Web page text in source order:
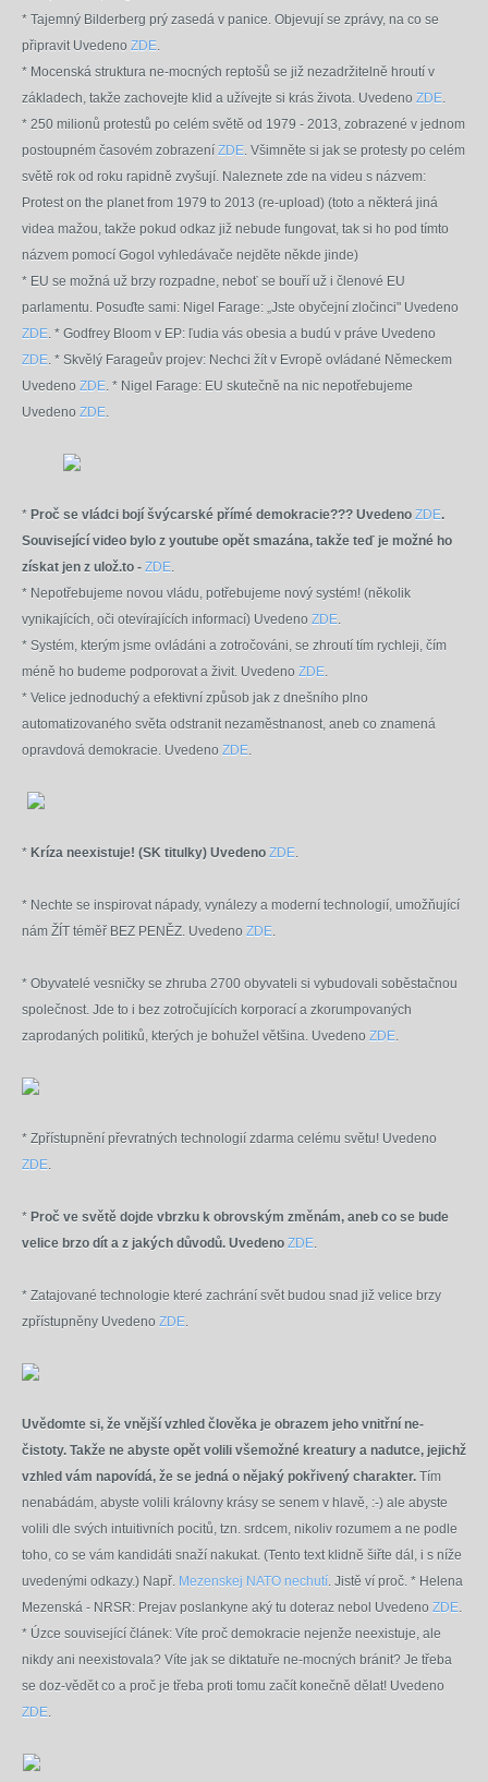
* Tajemný Bilderberg prý zasedá v panice. Objevují se zprávy, na co se
připravit Uvedeno ZDE.
* Mocenská struktura ne-mocných reptošů se již nezadržitelně hroutí v
základech, takže zachovejte klid a užívejte si krás života. Uvedeno ZDE.
* 250 milionů protestů po celém světě od 1979 - 2013, zobrazené v jednom
postoupném časovém zobrazení ZDE. Všimněte si jak se protesty po celém
světě rok od roku rapidně zvyšují. Naleznete zde na videu s názvem:
Protest on the planet from 1979 to 2013 (re-upload) (toto a některá jiná
videa mažou, takže pokud odkaz již nebude fungovat, tak si ho pod tímto
názvem pomocí Gogol vyhledávače nejděte někde jinde)
* EU se možná už brzy rozpadne, neboť se bouří už i členové EU
parlamentu. Posuďte sami: Nigel Farage: „Jste obyčejní zločinci" Uvedeno
ZDE. * Godfrey Bloom v EP: ľudia vás obesia a budú v práve Uvedeno
ZDE. * Skvělý Farageův projev: Nechci žít v Evropě ovládané Německem
Uvedeno ZDE. * Nigel Farage: EU skutečně na nic nepotřebujeme
Uvedeno ZDE.
* Proč se vládci bojí švýcarské přímé demokracie??? Uvedeno ZDE.
Související video bylo z youtube opět smazána, takže teď je možné ho
získat jen z ulož.to - ZDE.
* Nepotřebujeme novou vládu, potřebujeme nový systém! (několik
vynikajících, oči otevírajících informací) Uvedeno ZDE.
* Systém, kterým jsme ovládáni a zotročováni, se zhroutí tím rychleji, čím
méně ho budeme podporovat a živit. Uvedeno ZDE.
* Velice jednoduchý a efektivní způsob jak z dnešního plno
automatizovaného světa odstranit nezaměstnanost, aneb co znamená
opravdová demokracie. Uvedeno ZDE.
* Kríza neexistuje! (SK titulky) Uvedeno ZDE.
* Nechte se inspirovat nápady, vynálezy a moderní technologií, umožňující
nám ŽÍT téměř BEZ PENĚZ. Uvedeno ZDE.
* Obyvatelé vesničky se zhruba 2700 obyvateli si vybudovali soběstačnou
společnost. Jde to i bez zotročujících korporací a zkorumpovaných
zaprodaných politiků, kterých je bohužel většina. Uvedeno ZDE.
* Zpřístupnění převratných technologií zdarma celému světu! Uvedeno
ZDE.
* Proč ve světě dojde vbrzku k obrovským změnám, aneb co se bude
velice brzo dít a z jakých důvodů. Uvedeno ZDE.
* Zatajované technologie které zachrání svět budou snad již velice brzy
zpřístupněny Uvedeno ZDE.
Uvědomte si, že vnější vzhled člověka je obrazem jeho vnitřní ne-
čistoty. Takže ne abyste opět volili všemožné kreatury a nadutce, jejichž
vzhled vám napovídá, že se jedná o nějaký pokřivený charakter. Tím
nenabádám, abyste volili královny krásy se senem v hlavě, :-) ale abyste
volili dle svých intuitivních pocitů, tzn. srdcem, nikoliv rozumem a ne podle
toho, co se vám kandidáti snaží nakukat. (Tento text klidně šiřte dál, i s níže
uvedenými odkazy.) Např. Mezenskej NATO nechutí. Jistě ví proč. * Helena
Mezenská - NRSR: Prejav poslankyne aký tu doteraz nebol Uvedeno ZDE.
* Úzce související článek: Víte proč demokracie nejenže neexistuje, ale
nikdy ani neexistovala? Víte jak se diktatuře ne-mocných bránit? Je třeba
se doz-vědět co a proč je třeba proti tomu začít konečně dělat! Uvedeno
ZDE.